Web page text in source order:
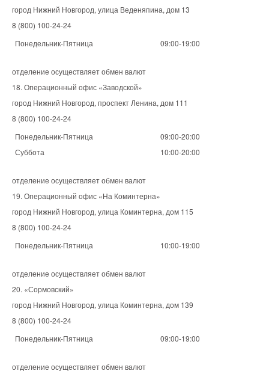
город Нижний Новгород, улица Веденяпина, дом 13
8 (800) 100-24-24
Понедельник-Пятница
09:00-19:00
отделение осуществляет обмен валют
18. Операционный офис «Заводской»
город Нижний Новгород, проспект Ленина, дом 111
8 (800) 100-24-24
Понедельник-Пятница
09:00-20:00
Суббота
10:00-20:00
отделение осуществляет обмен валют
19. Операционный офис «На Коминтерна»
город Нижний Новгород, улица Коминтерна, дом 115
8 (800) 100-24-24
Понедельник-Пятница
10:00-19:00
отделение осуществляет обмен валют
20. «Сормовский»
город Нижний Новгород, улица Коминтерна, дом 139
8 (800) 100-24-24
Понедельник-Пятница
09:00-19:00
отделение осуществляет обмен валют